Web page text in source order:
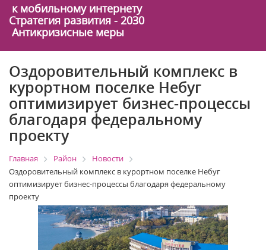
к мобильному интернету
Стратегия развития - 2030
Антикризисные меры
Оздоровительный комплекс в
курортном поселке Небуг
оптимизирует бизнес-процессы
благодаря федеральному
проекту
Главная Район
Новости
Оздоровительный комплекс в курортном поселке Небуг
оптимизирует бизнес-процессы благодаря федеральному
проекту